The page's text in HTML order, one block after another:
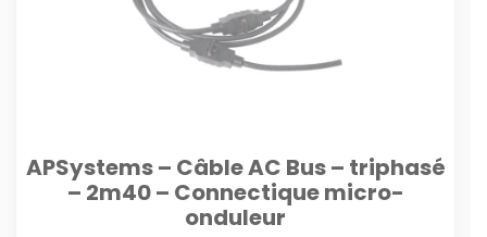
APSystems – Câble AC Bus – triphasé
– 2m40 – Connectique micro-
onduleur